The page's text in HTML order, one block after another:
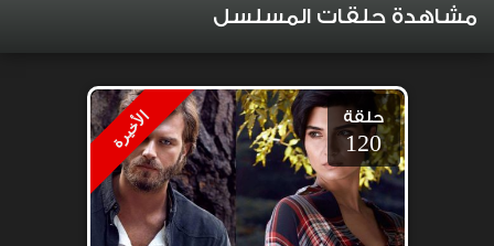
مشاهدة حلقات المسلسل
الأخيرة حلقة
120